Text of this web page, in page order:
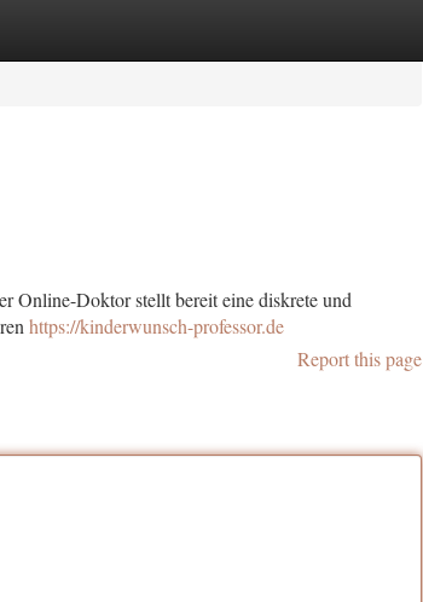
Online-Doktor stellt bereit eine diskrete und
https://kinderwunsch-professor.de
Report this page